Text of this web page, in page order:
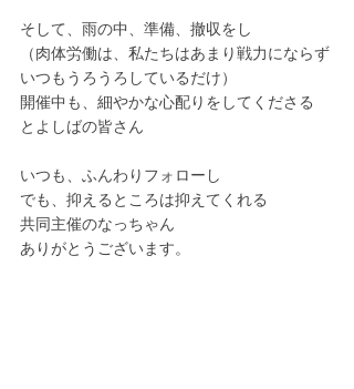
そして、雨の中、準備、撤収をし
（肉体労働は、私たちはあまり戦力にならず
いつもうろうろしているだけ）
開催中も、細やかな心配りをしてくださる
とよしばの皆さん
いつも、ふんわりフォローし
でも、抑えるところは抑えてくれる
共同主催のなっちゃん
ありがとうございます。